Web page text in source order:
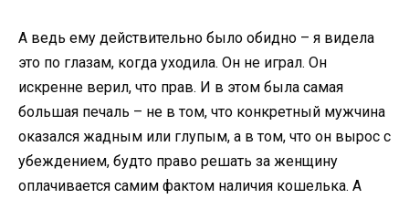
А ведь ему действительно было обидно – я видела
это по глазам, когда уходила. Он не играл. Он
искренне верил, что прав. И в этом была самая
большая печаль – не в том, что конкретный мужчина
оказался жадным или глупым, а в том, что он вырос с
убеждением, будто право решать за женщину
оплачивается самим фактом наличия кошелька. А